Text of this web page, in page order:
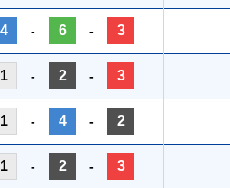
4 - 6 - 3
1 - 2 - 3
1 - 4 - 2
1 - 2 - 3